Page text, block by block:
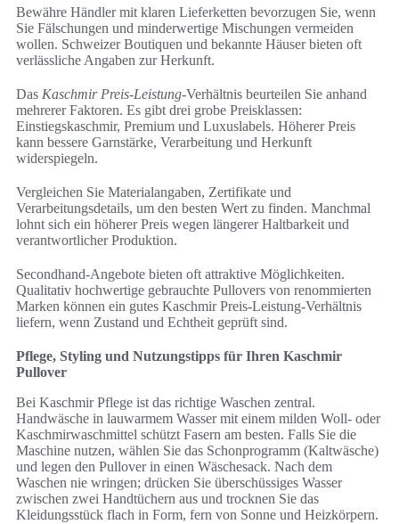
Bewähre Händler mit klaren Lieferketten bevorzugen Sie, wenn
Sie Fälschungen und minderwertige Mischungen vermeiden
wollen. Schweizer Boutiquen und bekannte Häuser bieten oft
verlässliche Angaben zur Herkunft.
Das Kaschmir Preis-Leistung-Verhältnis beurteilen Sie anhand
mehrerer Faktoren. Es gibt drei grobe Preisklassen:
Einstiegskaschmir, Premium und Luxuslabels. Höherer Preis
kann bessere Garnstärke, Verarbeitung und Herkunft
widerspiegeln.
Vergleichen Sie Materialangaben, Zertifikate und
Verarbeitungsdetails, um den besten Wert zu finden. Manchmal
lohnt sich ein höherer Preis wegen längerer Haltbarkeit und
verantwortlicher Produktion.
Secondhand-Angebote bieten oft attraktive Möglichkeiten.
Qualitativ hochwertige gebrauchte Pullovers von renommierten
Marken können ein gutes Kaschmir Preis-Leistung-Verhältnis
liefern, wenn Zustand und Echtheit geprüft sind.
Pflege, Styling und Nutzungstipps für Ihren Kaschmir
Pullover
Bei Kaschmir Pflege ist das richtige Waschen zentral.
Handwäsche in lauwarmem Wasser mit einem milden Woll- oder
Kaschmirwaschmittel schützt Fasern am besten. Falls Sie die
Maschine nutzen, wählen Sie das Schonprogramm (Kaltwäsche)
und legen den Pullover in einen Wäschesack. Nach dem
Waschen nie wringen; drücken Sie überschüssiges Wasser
zwischen zwei Handtüchern aus und trocknen Sie das
Kleidungsstück flach in Form, fern von Sonne und Heizkörpern.